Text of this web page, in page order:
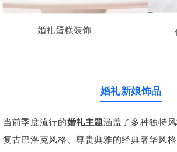
婚礼蛋糕装饰
婚礼新娘饰品
当前季度流行的婚礼主题涵盖了多种独特
复古巴洛克风格、尊贵典雅的经典奢华风